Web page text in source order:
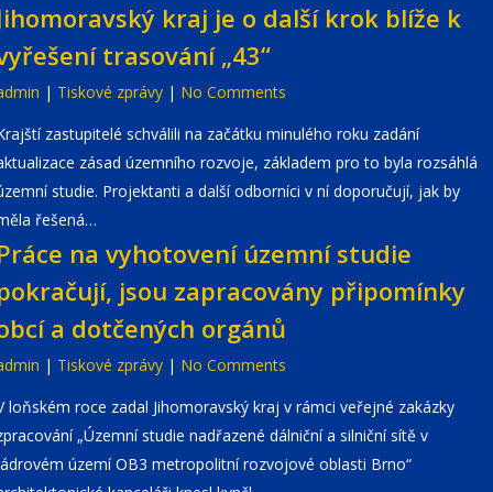
kraj je o další krok blíže k
trasování „43“
| Tiskové zprávy | No Comments
zastupitelé schválili na začátku minulého roku zadání
zásad územního rozvoje, základem pro to byla rozsáhlá
studie. Projektanti a další odborníci v ní doporučují, jak by
řešená…
na vyhotovení územní studie
jsou zapracovány připomínky
a dotčených orgánů
| Tiskové zprávy | No Comments
loňském roce zadal Jihomoravský kraj v rámci veřejné zakázky
„Územní studie nadřazené dálniční a silniční sítě v
území OB3 metropolitní rozvojové oblasti Brno“